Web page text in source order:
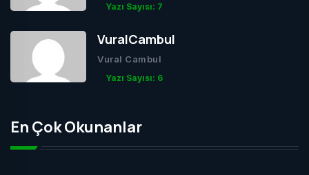
Yazı Sayısı: 7
VuralCambul
Vural Cambul
Yazı Sayısı: 6
En Çok Okunanlar